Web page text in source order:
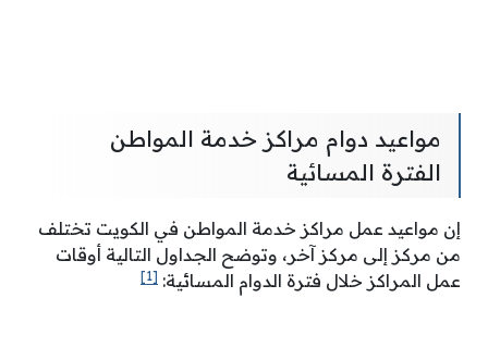
مواعيد دوام مراكز خدمة المواطن
الفترة المسائية
إن مواعيد عمل مراكز خدمة المواطن في الكويت تختلف
من مركز إلى مركز آخر، وتوضح الجداول التالية أوقات
عمل المراكز خلال فترة الدوام المسائية: [1]